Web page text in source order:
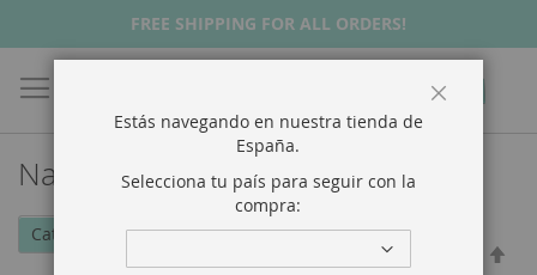
FREE SHIPPING FOR ALL ORDERS!
Buscar
Nauticals
Ordenar Por
Ordenar Por
Categorías
Estás navegando en nuestra tienda de
España.
Selecciona tu país para seguir con la
compra: